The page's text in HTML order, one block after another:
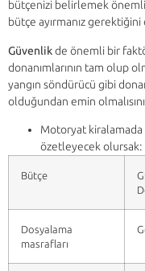
bütçenizi belirlemek
bütçe ayırmanız gerektiğini
Güvenlikde önemli bir
donanımlarının tam olup
yangın söndürücü gibi
olduğundan emin
Motoryat
özetleyecek olursak:
Bütçe
Dosyalama
masrafları